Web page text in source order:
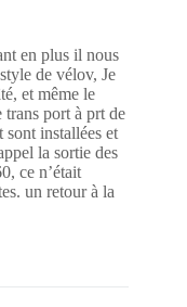
en plus il nous
de vélov, Je
et même le
trans port à prt de
sont installées et
la sortie des
ce n’était
un retour à la